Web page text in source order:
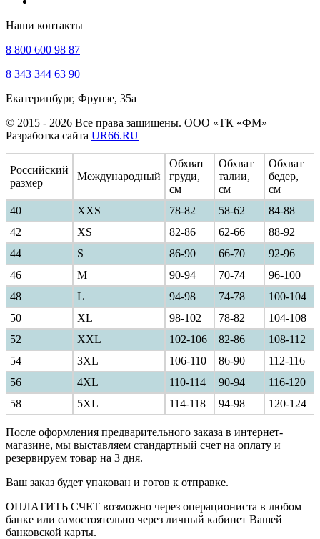
Наши контакты
8 800 600 98 87
8 343 344 63 90
Екатеринбург, Фрунзе, 35а
© 2015 - 2026 Все права защищены. ООО «ТК «ФМ»
Разработка сайта UR66.RU
Российский
размер
Международный
Обхват
груди,
см
Обхват
талии,
см
Обхват
бедер,
см
40
ХXS 78-82 58-62
84-88
42
XS 82-86 62-66
88-92
44
S 86-90 66-70
92-96
46
M 90-94 70-74
96-100
48
L 94-98 74-78
100-104
50
XL 98-102 78-82
104-108
52
XXL 102-106 82-86
108-112
54
3XL 106-110 86-90
112-116
56
4XL 110-114 90-94
116-120
58
5XL 114-118 94-98 120-124
После оформления предварительного заказа в интернет-
магазине, мы выставляем стандартный счет на оплату и
резервируем товар на 3 дня.
Ваш заказ будет упакован и готов к отправке.
ОПЛАТИТЬ СЧЕТ возможно через операциониста в любом
банке или самостоятельно через личный кабинет Вашей
банковской карты.